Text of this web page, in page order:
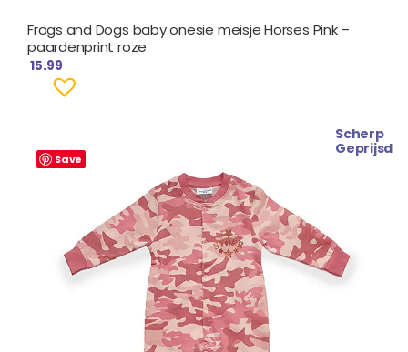
Frogs and Dogs baby onesie meisje Horses Pink –
paardenprint roze
15.99
Save
Scherp
Geprijsd